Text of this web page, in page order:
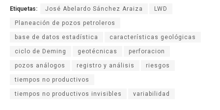
Etiquetas: José Abelardo Sánchez Araiza LWD
Planeación de pozos petroleros
base de datos estadística características geológicas
ciclo de Deming geotécnicas perforacion
pozos análogos registro y análisis riesgos
tiempos no productivos
tiempos no productivos invisibles variabilidad